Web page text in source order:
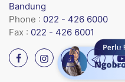
Bandung
Phone : 022 - 426 6000
Fax : 022 - 426 6001